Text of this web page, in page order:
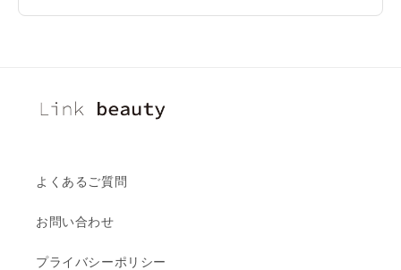
よくあるご質問
お問い合わせ
プライバシーポリシー